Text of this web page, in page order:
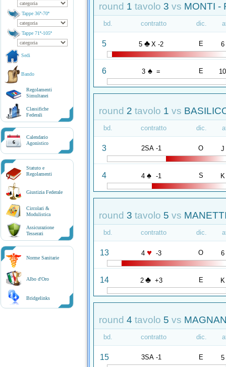
Tappe 36ª-70ª
Tappe 71ª-105ª
Sedi
Bando
Regolamenti
Simultanei
Classifiche
Federali
6
Calendario
Agonistico
Statuto e
Regolamenti
Giustizia Federale
Circolari &
Modulistica
Assicurazione
Tesserati
Norme Sanitarie
Albo d'Oro
Bridgelinks
round 1 tavolo 3 vs MONTI -
bd. contratto dic.
5 5 ♣ X -2 E 6
6 3 ♠ = E 10
round 2 tavolo 1 vs
bd. contratto dic.
3 2SA -1 O J
4 4 ♠ -1 S K
round 3 tavolo 5 vs
bd. contratto dic.
13 4 ♥ -3 O 6
14 2 ♣ +3 E K
round 4 tavolo 5 vs
bd. contratto dic.
15 3SA -1 E 5